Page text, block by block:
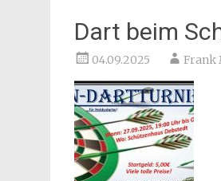
Dart beim
04.09.2025 Frank